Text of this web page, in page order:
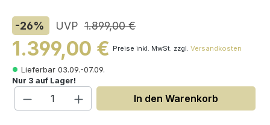
-26% UVP 1.899,00 €
1.399,00 € Preise inkl. MwSt. zzgl. Versandkosten
Lieferbar 03.09.-07.09.
Nur 3 auf Lager!
Produkt Anzahl: Gib den
In den Warenkorb